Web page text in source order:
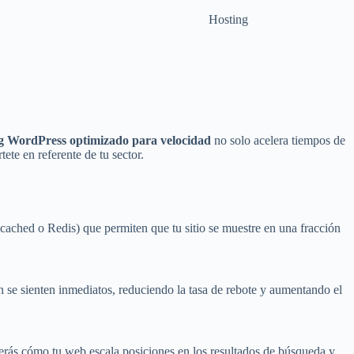
Hosting
WordPress optimizado para velocidad no solo acelera tiempos de
en referente de tu sector.
o Redis) que permiten que tu sitio se muestre en una fracción
sienten inmediatos, reduciendo la tasa de rebote y aumentando el
cómo tu web escala posiciones en los resultados de búsqueda y